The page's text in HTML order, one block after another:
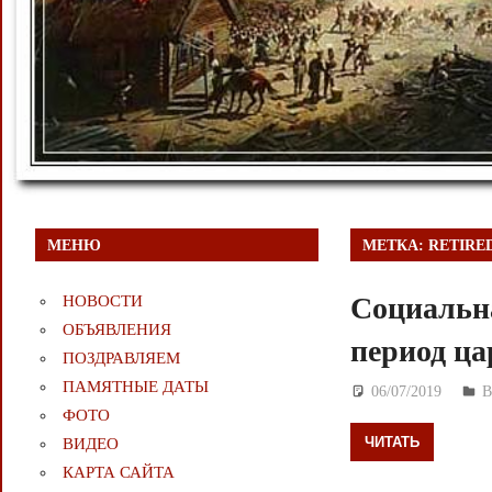
МЕТКА:
период
06/07/2019
ЧИТАТЬ
МЕНЮ
НОВОСТИ
ОБЪЯВЛЕНИЯ
ПОЗДРАВЛЯЕМ
ПАМЯТНЫЕ ДАТЫ
ФОТО
ВИДЕО
КАРТА САЙТА